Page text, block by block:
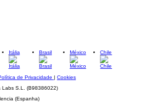
Itália Brasil México Chile
de Privacidade | Cookies
Labs S.L. (B98386022)
(Espanha)